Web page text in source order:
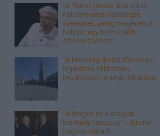
"A Fidesz jövőre akár újból
kétharmados többséget
szerezhet, pedig megérett a
helyzet egy komolyabb
átrendeződésre"
"A lakosság döntő többsége,
legalábbis Milánóban,
bezárkózott a saját lakásába"
"A lengyel és a magyar
kormány rasszista" - Juncker
nagyon kiakadt